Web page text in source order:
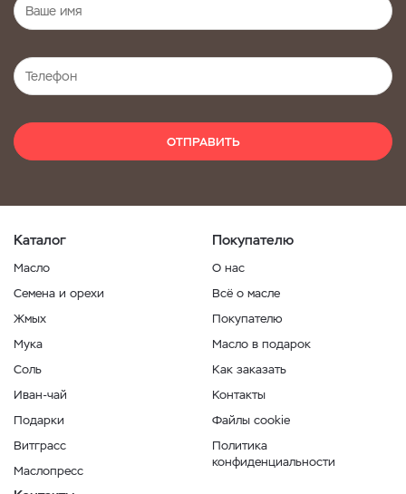
ОТПРАВИТЬ
Каталог
Масло
Семена и орехи
Жмых
Мука
Соль
Иван-чай
Подарки
Витграсс
Маслопресс
Покупателю
О нас
Всё о масле
Покупателю
Масло в подарок
Как заказать
Контакты
Файлы cookie
Политика
конфиденциальности